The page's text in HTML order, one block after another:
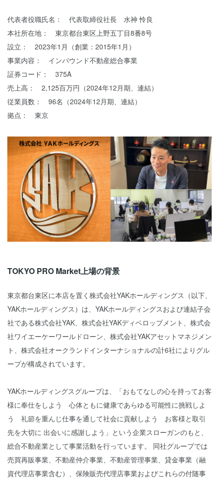
代表者役職氏名： 代表取締役社長 水神 怜良
本社所在地： 東京都台東区上野五丁目8番8号
設立： 2023年1月（創業：2015年1月）
事業内容： インバウンド不動産総合事業
証券コード： 375A
売上高： 2,125百万円（2024年12月期、連結）
従業員数： 96名（2024年12月期、連結）
拠点： 東京
TOKYO PRO Market上場の背景
東京都台東区に本店を置く株式会社YAKホールディングス（以下、
YAKホールディングス）は、YAKホールディングスおよび連結子会
社である株式会社YAK、株式会社YAKディベロップメント、株式会
社ワイエーケーワールドローン、株式会社YAKアセットマネジメン
ト、株式会社オークランドインターナショナルの計6社によりグル
ープが構成されています。
YAKホールディングスグループは、「おもてなしの心を持ってお客
様に奉仕をしよう 心体ともに健康であらゆる可能性に挑戦しよ
う 礼節を重んじ仕事を通して社会に貢献しよう お客様と取引
先を大切に 出会いに感謝しよう」という企業スローガンのもと、
総合不動産業として事業活動を行っています。 同社グループでは
売買再販事業、不動産仲介事業、不動産管理事業、貸金事業（融
資代理店事業含む）、保険販売代理店事業およびこれらの付随事